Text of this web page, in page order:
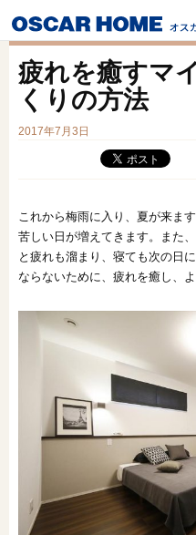
イベント
建
フォト
販売
スマー
土
オンラ
疲れを癒すマ
くりの方法
2017年7月3日
これから梅雨に入り、夏が来ま
苦しい日が増えてきます。また
と疲れも溜まり、寝ても次の日
ならないために、疲れを癒し、